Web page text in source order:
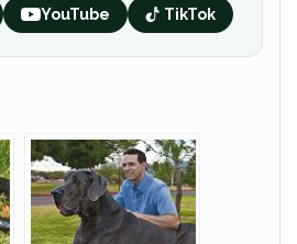
YouTube TikTok